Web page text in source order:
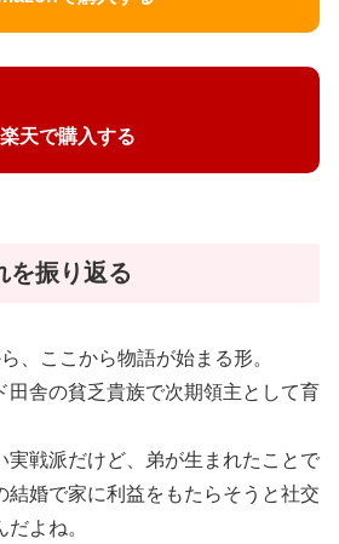
楽天で購入する
を振り返る
、ここから物語が始まる形。
田舎の貧乏貴族で次期領主として育
実戦派だけど、弟が生まれたことで
結婚で家に利益をもたらそうと社交
よね。